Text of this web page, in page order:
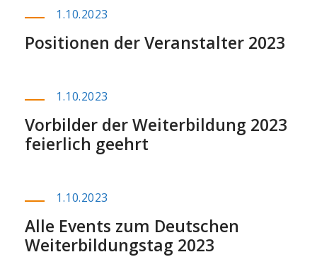
1.10.2023
Positionen der Veranstalter 2023
1.10.2023
Vorbilder der Weiterbildung 2023
feierlich geehrt
1.10.2023
Alle Events zum Deutschen
Weiterbildungstag 2023